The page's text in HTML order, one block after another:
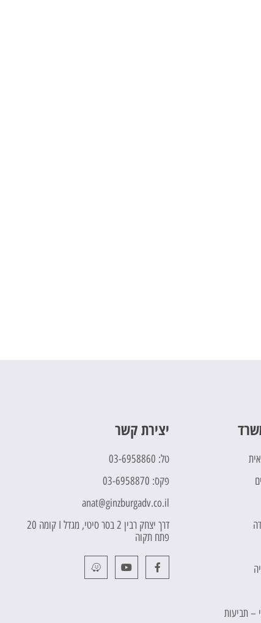
– תביעות
יצירת קשר
טל: 03-6958860
פקס: 03-6958870
anat@ginzburgadv.co.il
דרך יצחק רבין 2 בסר סיטי, מגדל I קומה 20
פתח תקוה